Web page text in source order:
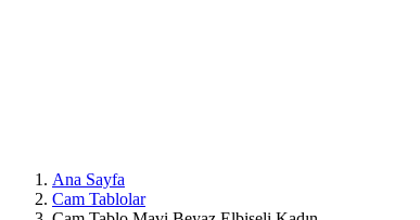
Ana Sayfa
Cam Tablolar